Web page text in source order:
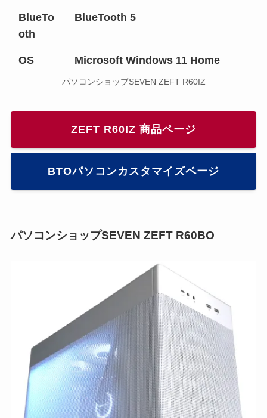
BlueTo
oth
BlueTooth 5
OS Microsoft Windows 11 Home
パソコンショップSEVEN ZEFT R60IZ
ZEFT R60IZ 商品ページ
BTOパソコンカスタマイズページ
パソコンショップSEVEN ZEFT R60BO